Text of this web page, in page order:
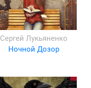
Сергей Лукьяненко
Ночной Дозор